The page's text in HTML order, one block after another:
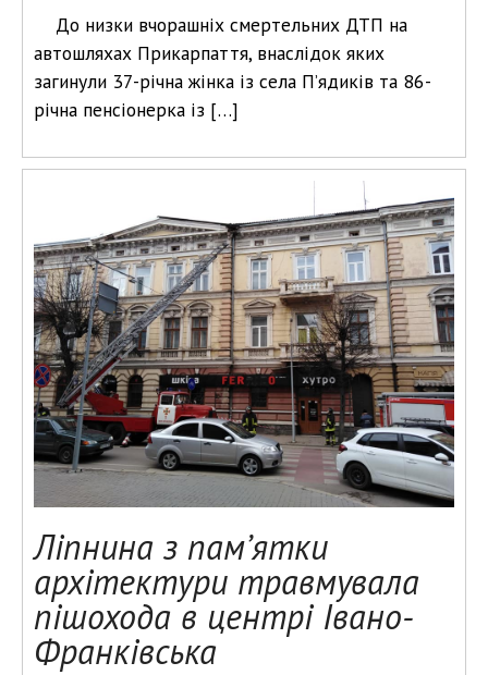
До низки вчорашніх смертельних ДТП на
автошляхах Прикарпаття, внаслідок яких
загинули 37-річна жінка із села П’ядиків та 86-
річна пенсіонерка із […]
Ліпнина з пам’ятки
архітектури травмувала
пішохода в центрі Івано-
Франківська